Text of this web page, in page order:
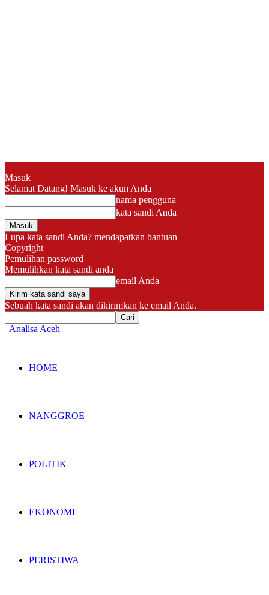
Masuk
Selamat Datang! Masuk ke akun Anda
nama pengguna
kata sandi Anda
Lupa kata sandi Anda? mendapatkan bantuan
Copyright
Pemulihan password
Memulihkan kata sandi anda
email Anda
Sebuah kata sandi akan dikirimkan ke email Anda.
Analisa Aceh
HOME
NANGGROE
POLITIK
EKONOMI
PERISTIWA